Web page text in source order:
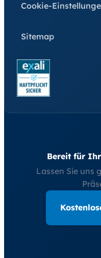
Cookie-
Sitemap
Bereit für
Lassen Sie uns